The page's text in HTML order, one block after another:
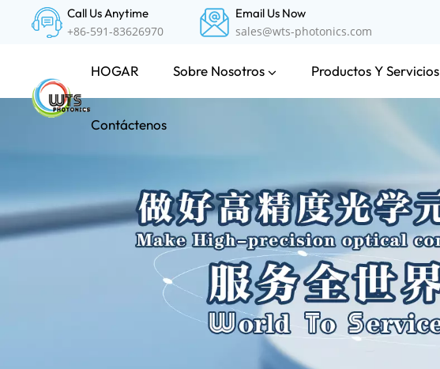
Call Us Anytime
+86-591-83626970
Email Us Now
sales@wts-photonics.com
HOGAR Sobre Nosotros Productos Y Servicios
Contáctenos